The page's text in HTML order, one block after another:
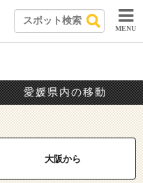
MENU
愛媛県内の移動
大阪から